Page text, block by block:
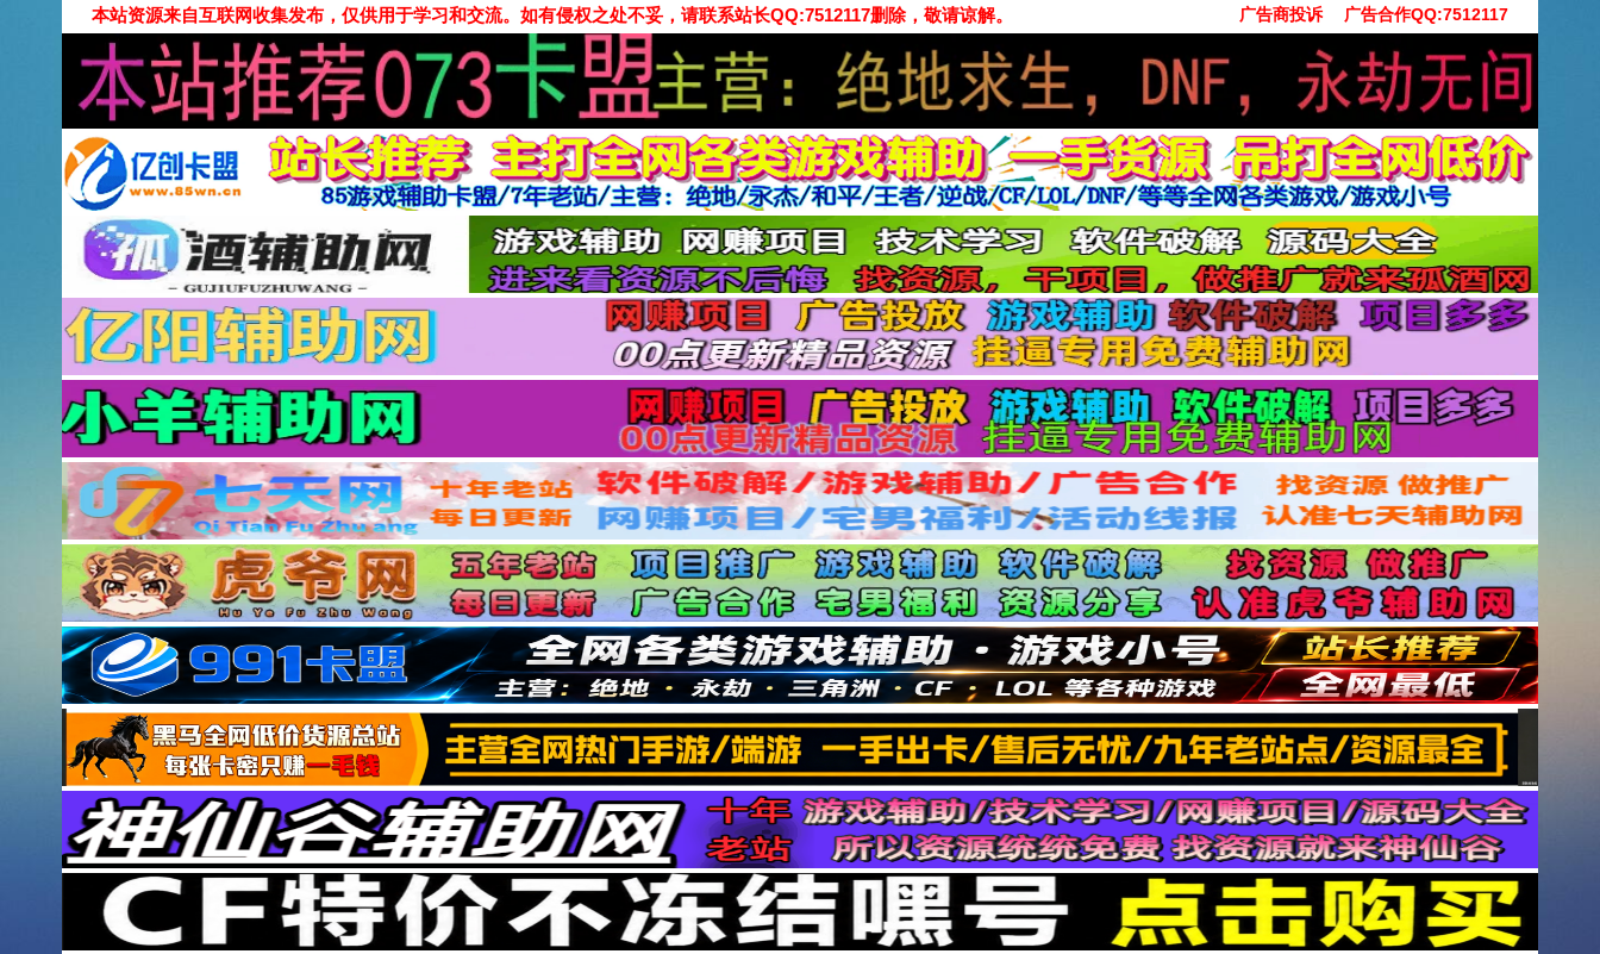
本站资源来自互联网收集发布，仅供用于学习和交流。如有侵权之处不妥，请联系站长QQ:7512117删除，敬请谅解。 广告商投诉 广告合作QQ:7512117